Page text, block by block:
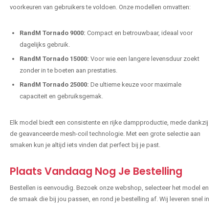
voorkeuren van gebruikers te voldoen. Onze modellen omvatten:
RandM Tornado 9000: Compact en betrouwbaar, ideaal voor
dagelijks gebruik.
RandM Tornado 15000: Voor wie een langere levensduur zoekt
zonder in te boeten aan prestaties.
RandM Tornado 25000: De ultieme keuze voor maximale
capaciteit en gebruiksgemak.
Elk model biedt een consistente en rijke dampproductie, mede dankzij
de geavanceerde mesh-coil technologie. Met een grote selectie aan
smaken kun je altijd iets vinden dat perfect bij je past.
Plaats Vandaag Nog Je Bestelling
Bestellen is eenvoudig. Bezoek onze webshop, selecteer het model en
de smaak die bij jou passen, en rond je bestelling af. Wij leveren snel in